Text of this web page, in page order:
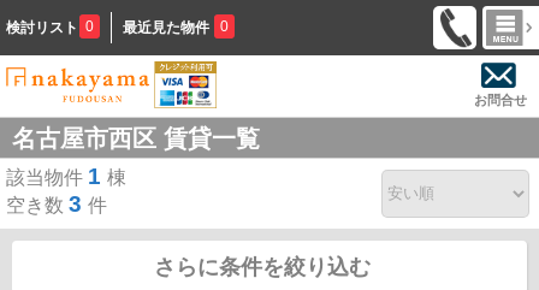
検討リスト 0 最近見た物件 0
お問合せ
名古屋市西区 賃貸一覧
該当物件 1 棟
空き数 3 件
さらに条件を絞り込む